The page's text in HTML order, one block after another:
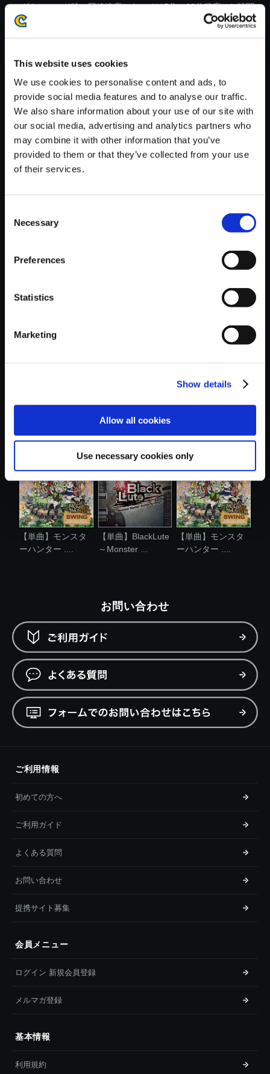
This website uses cookies
We use cookies to personalise content and ads, to
provide social media features and to analyse our traffic.
We also share information about your use of our site with
our social media, advertising and analytics partners who
may combine it with other information that you’ve
provided to them or that they’ve collected from your use
of their services.
Selection
Necessary
Preferences
Statistics
Marketing
Show details
Allow all cookies
Use necessary cookies only
・ダウンロード時、回線速度によっては5分～60分程度のお時間
がかかる場合がございます。
※ご購入いただいたファイルのダウンロードの際には、通信環境
【単曲】モンスターハンター ス
ウィング ～ビッグバンドジャズ
250円
【単曲】モンスタ
【単曲】モンスタ
ーハンター ....
【単曲】BlackLute
～Monster ...
【単曲】モンスタ
ーハンター ....
お問い合わせ
ご利用情報
初めての方へ
ご利用ガイド
よくある質問
お問い合わせ
提携サイト募集
会員メニュー
ログイン 新規会員登録
メルマガ登録
基本情報
利用規約